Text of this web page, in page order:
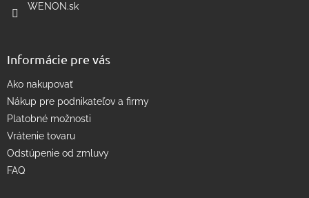
WENON.sk
Informácie pre vás
Ako nakupovať
Nákup pre podnikateľov a firmy
Platobné možnosti
Vrátenie tovaru
Odstúpenie od zmluvy
FAQ